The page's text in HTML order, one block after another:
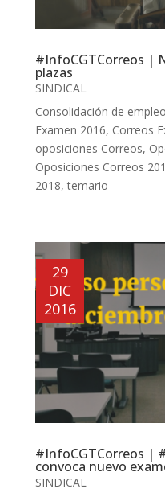
#InfoCGTCorreos |
plazas
SINDICAL
Consolidación de
Examen 2016, Correos
oposiciones Correos,
Oposiciones Correos
2018,temario
#InfoCGTCorreos |
convoca nuevo
29
DIC
2016
SINDICAL